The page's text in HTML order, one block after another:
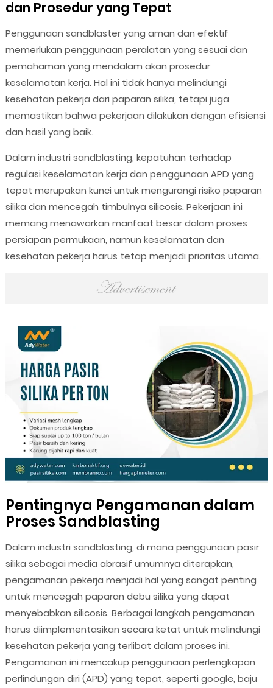
dan Prosedur yang Tepat
Penggunaan sandblaster yang aman dan efektif
memerlukan penggunaan peralatan yang sesuai dan
pemahaman yang mendalam akan prosedur
keselamatan kerja. Hal ini tidak hanya melindungi
kesehatan pekerja dari paparan silika, tetapi juga
memastikan bahwa pekerjaan dilakukan dengan efisiensi
dan hasil yang baik.
Dalam industri sandblasting, kepatuhan terhadap
regulasi keselamatan kerja dan penggunaan APD yang
tepat merupakan kunci untuk mengurangi risiko paparan
silika dan mencegah timbulnya silicosis. Pekerjaan ini
memang menawarkan manfaat besar dalam proses
persiapan permukaan, namun keselamatan dan
kesehatan pekerja harus tetap menjadi prioritas utama.
Pentingnya Pengamanan dalam
Proses Sandblasting
Dalam industri sandblasting, di mana penggunaan pasir
silika sebagai media abrasif umumnya diterapkan,
pengamanan pekerja menjadi hal yang sangat penting
untuk mencegah paparan debu silika yang dapat
menyebabkan silicosis. Berbagai langkah pengamanan
harus diimplementasikan secara ketat untuk melindungi
kesehatan pekerja yang terlibat dalam proses ini.
Pengamanan ini mencakup penggunaan perlengkapan
perlindungan diri (APD) yang tepat, seperti google, baju